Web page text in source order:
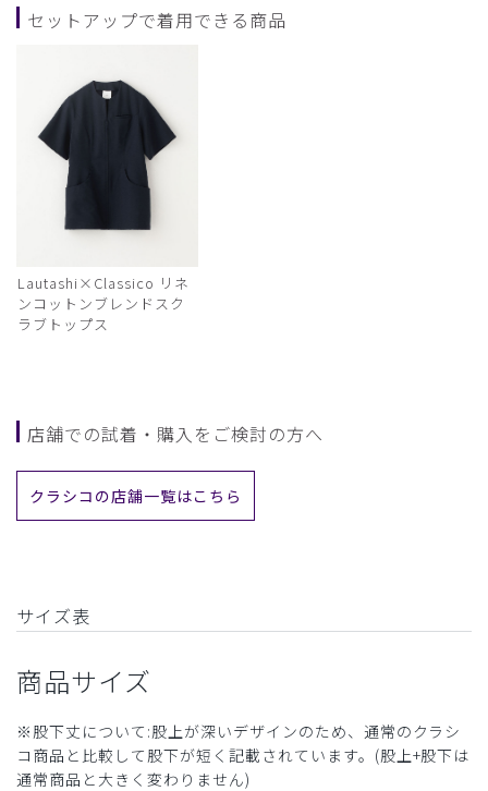
セットアップで着用できる商品
Lautashi×Classico リネ
ンコットンブレンドスク
ラブトップス
店舗での試着・購入をご検討の方へ
クラシコの店舗一覧はこちら
サイズ表
商品サイズ
※股下丈について:股上が深いデザインのため、通常のクラシ
コ商品と比較して股下が短く記載されています。(股上+股下は
通常商品と大きく変わりません)